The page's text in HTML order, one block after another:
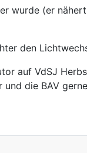
wurde (er
den
auf VdSJ
die BAV